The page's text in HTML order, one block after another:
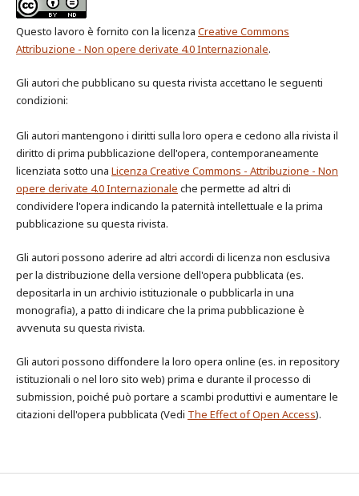
Questo lavoro è fornito con la licenza Creative Commons
Attribuzione - Non opere derivate 4.0 Internazionale.
Gli autori che pubblicano su questa rivista accettano le seguenti
condizioni:
Gli autori mantengono i diritti sulla loro opera e cedono alla rivista il
diritto di prima pubblicazione dell'opera, contemporaneamente
licenziata sotto una Licenza Creative Commons - Attribuzione - Non
opere derivate 4.0 Internazionale che permette ad altri di
condividere l'opera indicando la paternità intellettuale e la prima
pubblicazione su questa rivista.
Gli autori possono aderire ad altri accordi di licenza non esclusiva
per la distribuzione della versione dell'opera pubblicata (es.
depositarla in un archivio istituzionale o pubblicarla in una
monografia), a patto di indicare che la prima pubblicazione è
avvenuta su questa rivista.
Gli autori possono diffondere la loro opera online (es. in repository
istituzionali o nel loro sito web) prima e durante il processo di
submission, poiché può portare a scambi produttivi e aumentare le
citazioni dell'opera pubblicata (Vedi The Effect of Open Access).